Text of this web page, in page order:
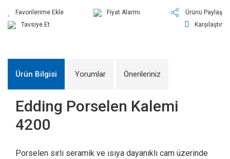
Fiyat Alarmı
Ürünü Paylaş
Tavsiye Et
Karşılaştır
Ürün Bilgisi Yorumlar Önerileriniz
Edding Porselen Kalemi
4200
Porselen sırlı seramik ve ısıya dayanıklı cam üzerinde